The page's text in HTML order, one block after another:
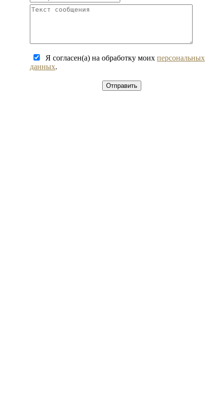
Я согласен(а) на обработку моих персональных
данных.